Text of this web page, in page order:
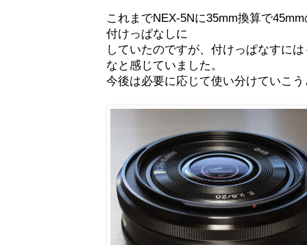
これまでNEX-5Nに35mm換算で
付けっぱなしに
していたのですが、付けっぱなすに
なと感じていました。
今後は必要に応じて使い分けていこ